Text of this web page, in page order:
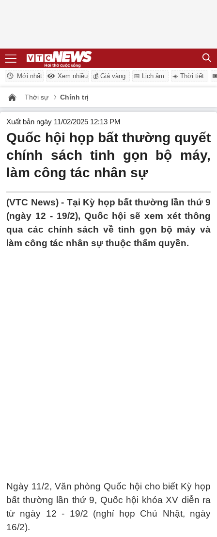
Mới nhất Xem nhiều 💰 Giá vàng 📅 Lịch âm ☀️ Thời tiết
Thời sự Chính trị
Xuất bản ngày 11/02/2025 12:13 PM
Quốc hội họp bất thường quyết
chính sách tinh gọn bộ máy,
làm công tác nhân sự
(VTC News) - Tại Kỳ họp bất thường lần thứ 9
(ngày 12 - 19/2), Quốc hội sẽ xem xét thông
qua các chính sách về tinh gọn bộ máy và
làm công tác nhân sự thuộc thẩm quyền.
Ngày 11/2, Văn phòng Quốc hội cho biết Kỳ họp
bất thường lần thứ 9, Quốc hội khóa XV diễn ra
từ ngày 12 - 19/2 (nghỉ họp Chủ Nhật, ngày
16/2).